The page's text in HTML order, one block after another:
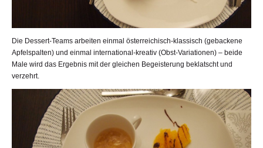
Die Dessert-Teams arbeiten einmal österreichisch-klassisch (gebackene
Apfelspalten) und einmal international-kreativ (Obst-Variationen) – beide
Male wird das Ergebnis mit der gleichen Begeisterung beklatscht und
verzehrt.